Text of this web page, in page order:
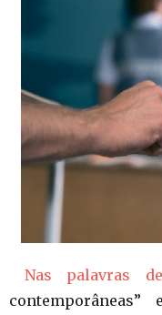
Nas palavras